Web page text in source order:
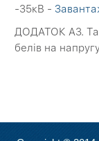
-35кВ -
ДОДАТОК A3.
белів на